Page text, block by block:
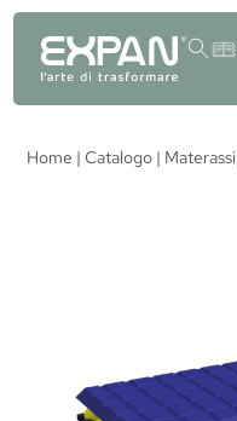
contenuto
Home |Catalogo | Materassi